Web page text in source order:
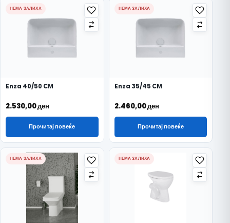
НЕМА ЗАЛИХА
Enza 40/50 CM
2.530,00ден
Прочитај повеќе
НЕМА ЗАЛИХА
Enza 35/45 CM
2.460,00ден
Прочитај повеќе
НЕМА ЗАЛИХА НЕМА ЗАЛИХА